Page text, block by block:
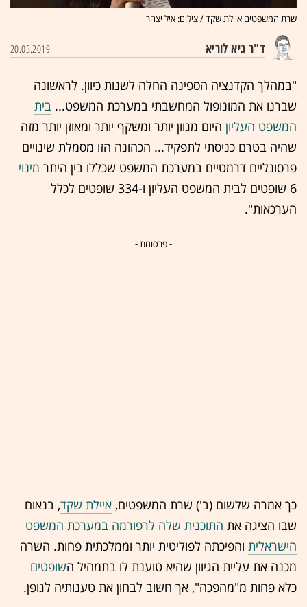
שרת המשפטים איילת שקד / צילום: איל יצהר
ד"ר גיא לוריא 20.03.2019
"במהלך הקדנציה הספינה החלה לשנות כיוון. לראשונה
שברנו את המונופול המחשבתי במערכת המשפט... בית
המשפט העליון היום מגוון יותר ומשקף יותר ומאוזן יותר מזה
שהיה בטרם כניסתי לתפקיד... הכהונה הזו מסמלת שינויים
פרסונליים דרמטיים במערכת המשפט שכללו בין היתר מינוי
6 שופטים לבית המשפט העליון ו-334 שופטים לכלל
הערכאות".
- פרסומת -
כך אמרה שלשום (ב') שרת המשפטים, איילת שקד, בנאום
שבו הציגה את התוכנית שלה לרפורמה במערכת המשפט
הישראלית והפיכתה לפוליטית יותר וממלכתית פחות. השרה
מכנה את עליית הגיוון שהיא טוענת לו בתמהיל השופטים
כלא פחות מ"מהפכה", אך חשוב לבחון את טענותיה לגופן.